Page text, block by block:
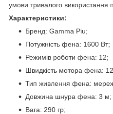
умови тривалого використання
Характеристики:
Бренд: Gamma Piu;
Потужність фена: 1600 Вт;
Режимів роботи фена: 12;
Швидкість мотора фена:
Тип живлення фена:
Довжина шнура фена: 3 м;
Вага: 290 гр;